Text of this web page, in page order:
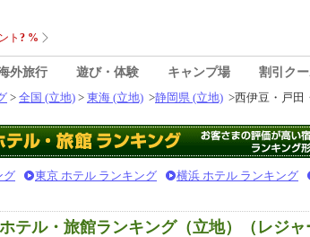
外旅行 遊び・体験 キャンプ場 割引ク
> 全国 (立地) > 東海 (立地) >静岡県 (立地) >西伊豆・戸田
グ 東京 ホテル ランキング 横浜 ホテル ランキング
テル・旅館ランキング（立地）（レジャ